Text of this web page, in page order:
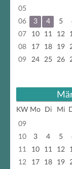
05
06
3 4 5
07
10 11 12
08
17 18 19
09
24 25 26
KW Mo Di Mi
09
10
3 4 5
11
10 11 12
12
17 18 19